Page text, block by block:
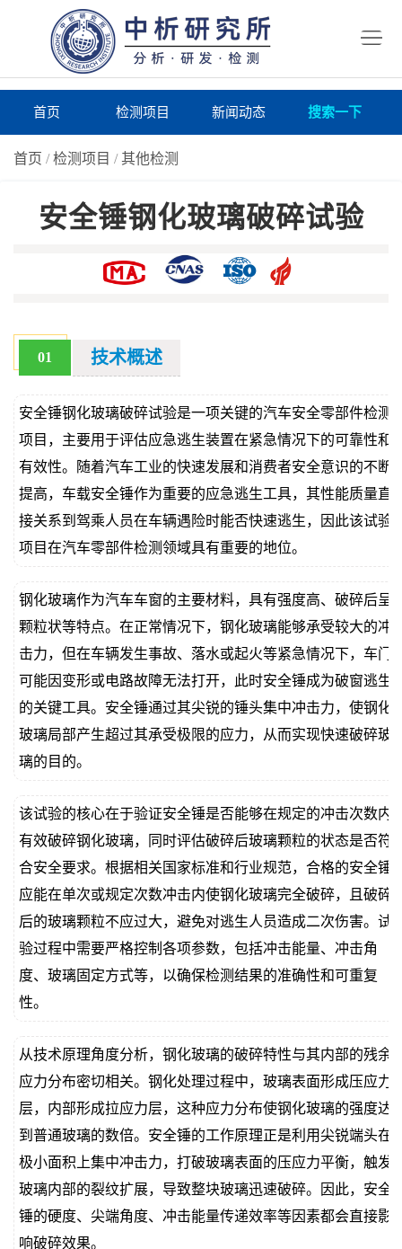
首页 检测项目 新闻动态 搜索一下
首页 /检测项目 /其他检测
安全锤钢化玻璃破碎试验
01 技术概述
安全锤钢化玻璃破碎试验是一项关键的汽车安全零部件检测
项目，主要用于评估应急逃生装置在紧急情况下的可靠性和
有效性。随着汽车工业的快速发展和消费者安全意识的不断
提高，车载安全锤作为重要的应急逃生工具，其性能质量直
接关系到驾乘人员在车辆遇险时能否快速逃生，因此该试验
项目在汽车零部件检测领域具有重要的地位。
钢化玻璃作为汽车车窗的主要材料，具有强度高、破碎后呈
颗粒状等特点。在正常情况下，钢化玻璃能够承受较大的冲
击力，但在车辆发生事故、落水或起火等紧急情况下，车门
可能因变形或电路故障无法打开，此时安全锤成为破窗逃生
的关键工具。安全锤通过其尖锐的锤头集中冲击力，使钢化
玻璃局部产生超过其承受极限的应力，从而实现快速破碎玻
璃的目的。
该试验的核心在于验证安全锤是否能够在规定的冲击次数内
有效破碎钢化玻璃，同时评估破碎后玻璃颗粒的状态是否符
合安全要求。根据相关国家标准和行业规范，合格的安全锤
应能在单次或规定次数冲击内使钢化玻璃完全破碎，且破碎
后的玻璃颗粒不应过大，避免对逃生人员造成二次伤害。试
验过程中需要严格控制各项参数，包括冲击能量、冲击角
度、玻璃固定方式等，以确保检测结果的准确性和可重复
性。
从技术原理角度分析，钢化玻璃的破碎特性与其内部的残余
应力分布密切相关。钢化处理过程中，玻璃表面形成压应力
层，内部形成拉应力层，这种应力分布使钢化玻璃的强度达
到普通玻璃的数倍。安全锤的工作原理正是利用尖锐端头在
极小面积上集中冲击力，打破玻璃表面的压应力平衡，触发
玻璃内部的裂纹扩展，导致整块玻璃迅速破碎。因此，安全
锤的硬度、尖端角度、冲击能量传递效率等因素都会直接影
响破碎效果。
价
真
伪
查
询